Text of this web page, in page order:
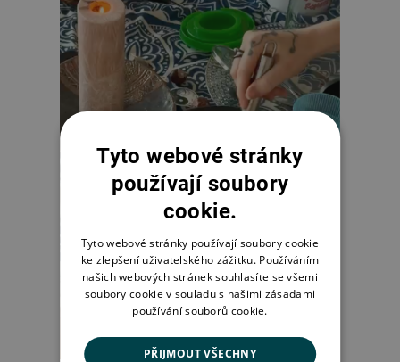
Tyto webové stránky
používají soubory
cookie.
Tyto webové stránky používají soubory cookie
ke zlepšení uživatelského zážitku. Používáním
našich webových stránek souhlasíte se všemi
soubory cookie v souladu s našimi zásadami
používání souborů cookie.
PŘIJMOUT VŠECHNY